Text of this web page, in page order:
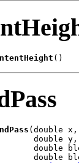
()
(double x,
double y,
double
double